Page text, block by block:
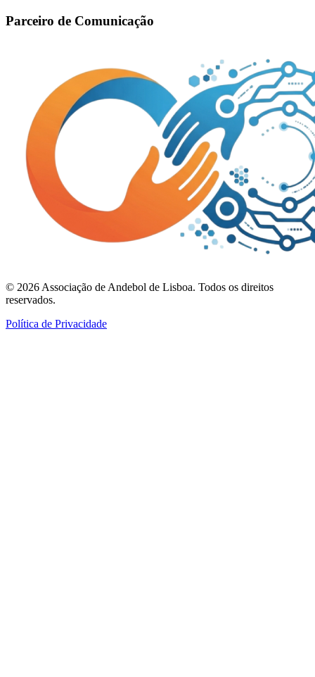
Parceiro de Comunicação
© 2026 Associação de Andebol de Lisboa. Todos os direitos
reservados.
Política de Privacidade